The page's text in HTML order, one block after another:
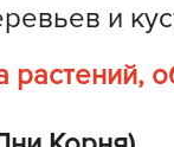
Великий воин
и